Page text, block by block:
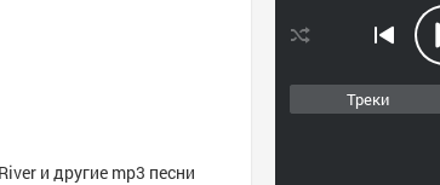
Треки
и другие mp3 песни